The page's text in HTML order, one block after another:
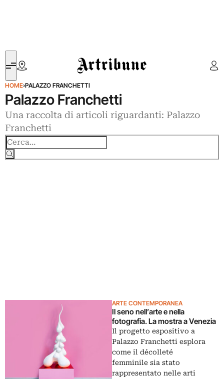
Artribune
HOME›PALAZZO FRANCHETTI
Palazzo Franchetti
Una raccolta di articoli riguardanti: Palazzo
Franchetti
ARTE CONTEMPORANEA
Il seno nell’arte e nella
fotografia. La mostra a Venezia
Il progetto espositivo a
Palazzo Franchetti esplora
come il décolleté
femminile sia stato
rappresentato nelle arti